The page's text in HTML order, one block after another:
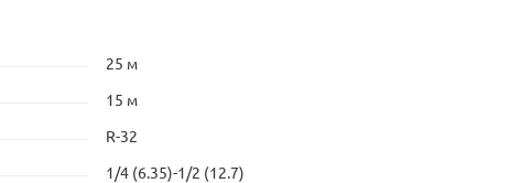
25 м
15 м
R-32
1/4 (6.35)-1/2 (12.7)